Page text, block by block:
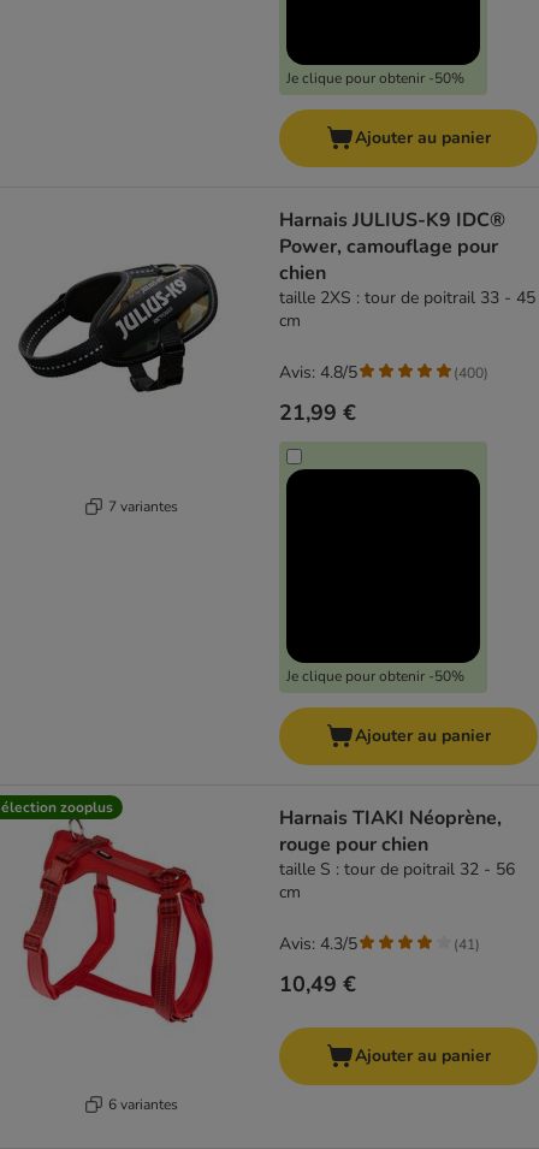
Je clique pour obtenir -50%
Ajouter au panier
7 variantes
Harnais JULIUS-K9 IDC®
Power, camouflage pour
chien
taille 2XS : tour de poitrail 33 - 45
cm
21,99 €
Je clique pour obtenir -50%
Avis: 4.8/5 (400)
Ajouter au panier
zooplus
6 variantes
Harnais TIAKI Néoprène,
rouge pour chien
taille S : tour de poitrail 32 - 56
cm
10,49 €
Avis: 4.3/5 (41)
Ajouter au panier